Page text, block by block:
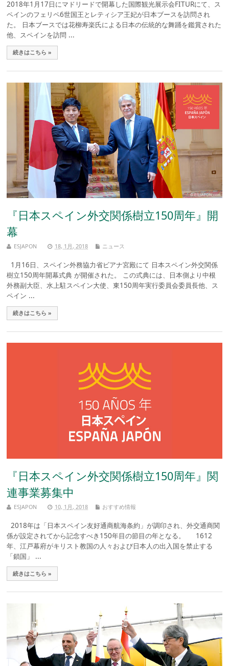
2018年1月17日にマドリードで開幕した国際観光展示会FITURにて、ス
ペインのフェリペ6世国王とレティシア王妃が日本ブースを訪問され
た。 日本ブースでは花柳寿楽氏による日本の伝統的な舞踊を鑑賞された
他、スペインを訪問 ...
続きはこちら »
『日本スペイン外交関係樹立150周年』開
幕
ESJAPON 18, 1月, 2018 ニュース
1月16日、スペイン外務協力省ビアナ宮殿にて 日本スペイン外交関係
樹立150周年開幕式典 が開催された。 この式典には、日本側より中根
外務副大臣、水上駐スペイン大使、東150周年実行委員会委員長他、ス
ペイン ...
続きはこちら »
『日本スペイン外交関係樹立150周年』関
連事業募集中
ESJAPON 10, 1月, 2018 おすすめ情報
2018年は「日本スペイン友好通商航海条約」が調印され、外交通商関
係が設定されてから記念すべき150年目の節目の年となる。 1612
年、江戸幕府がキリスト教国の人々および日本人の出入国を禁止する
「鎖国」 ...
続きはこちら »